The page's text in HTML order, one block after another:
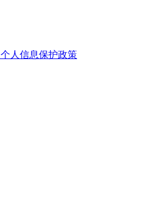
个人信息保护政策